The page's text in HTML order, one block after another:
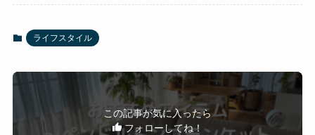
ライフスタイル
この記事が気に入ったら
フォローしてね！